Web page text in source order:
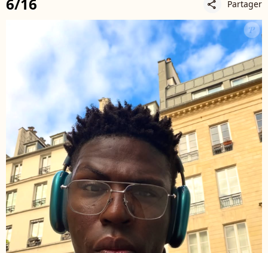
share Partager